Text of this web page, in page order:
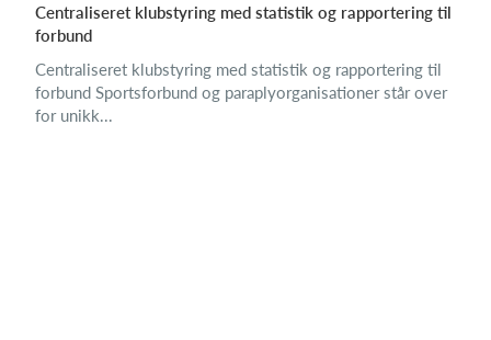
Centraliseret klubstyring med statistik og rapportering til
forbund
Centraliseret klubstyring med statistik og rapportering til
forbund Sportsforbund og paraplyorganisationer står over
for unikk...